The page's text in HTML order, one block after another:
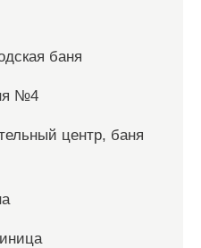
баня
№4
центр, баня